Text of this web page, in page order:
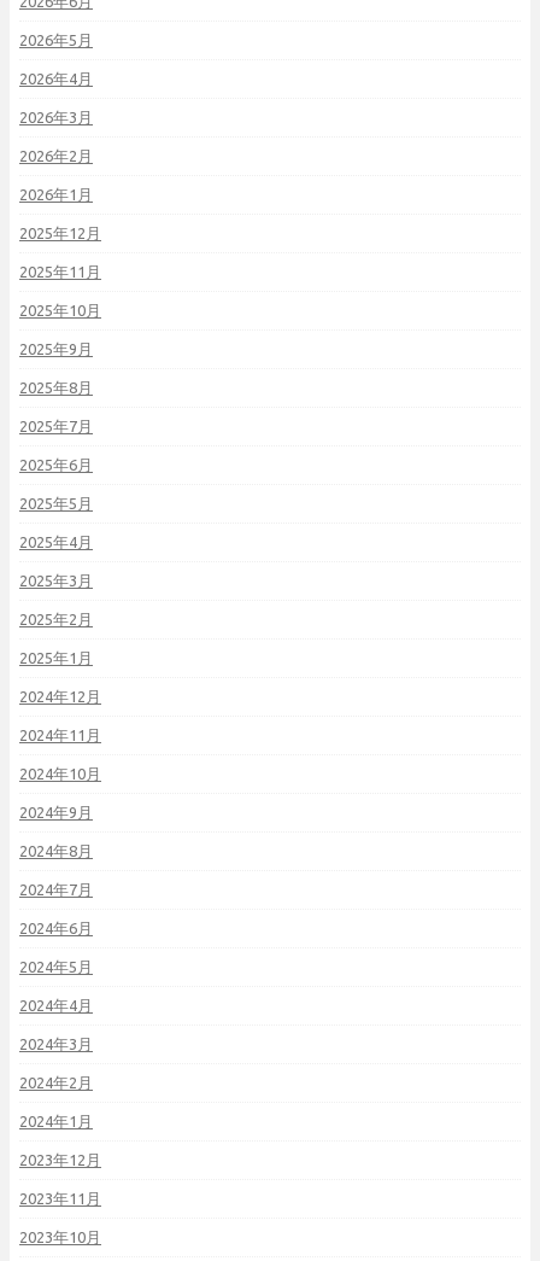
2026年5月
2026年4月
2026年3月
2026年2月
2026年1月
2025年12月
2025年11月
2025年10月
2025年9月
2025年8月
2025年7月
2025年6月
2025年5月
2025年4月
2025年3月
2025年2月
2025年1月
2024年12月
2024年11月
2024年10月
2024年9月
2024年8月
2024年7月
2024年6月
2024年5月
2024年4月
2024年3月
2024年2月
2024年1月
2023年12月
2023年11月
2023年10月